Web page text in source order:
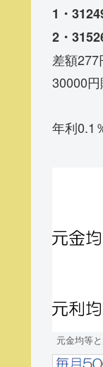
1・
2・
差額277
30000
年利0.1
元金均等